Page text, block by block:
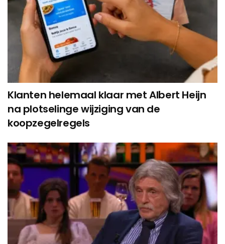
Klanten helemaal klaar met Albert Heijn
na plotselinge wijziging van de
koopzegelregels